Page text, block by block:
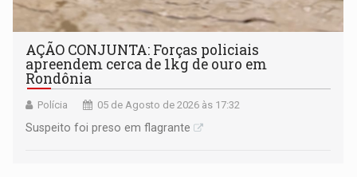
AÇÃO CONJUNTA: Forças policiais
apreendem cerca de 1kg de ouro em
Rondônia
Polícia 05 de Agosto de 2026 às 17:32
Suspeito foi preso em flagrante